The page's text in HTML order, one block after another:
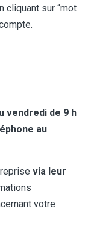
cliquant sur “mot
vendredi de 9 h
au
via leur
votre